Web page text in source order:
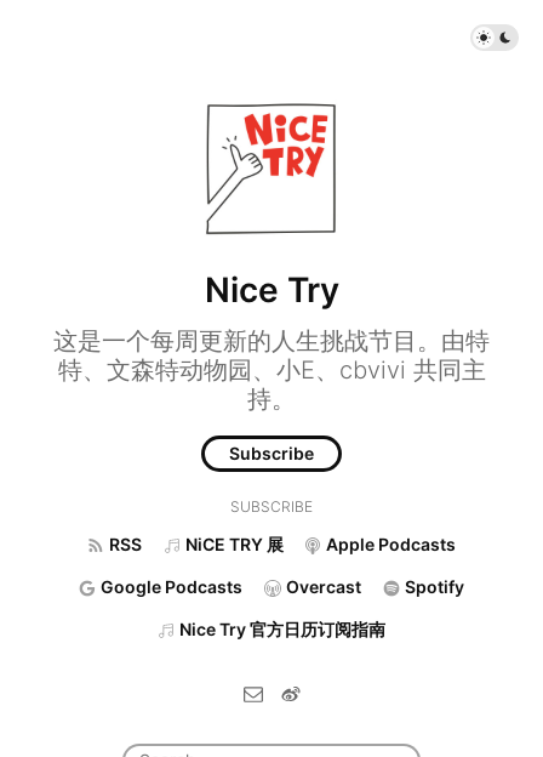
Nice Try
这是一个每周更新的人生挑战节目。由特
特、文森特动物园、小E、cbvivi 共同主
持。
Subscribe
SUBSCRIBE
RSS NiCE TRY 展 Apple Podcasts
Google Podcasts Overcast Spotify
Nice Try 官方日历订阅指南